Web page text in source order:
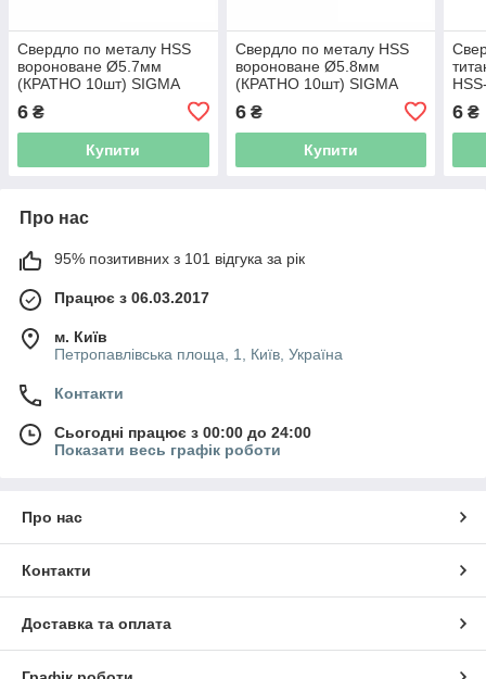
Свердло по металу HSS
вороноване Ø5.7мм
(КРАТНО 10шт) SIGMA
6 ₴
Купити
Свердло по металу HSS
вороноване Ø5.8мм
(КРАТНО 10шт) SIGMA
6₴
Купити
6 ₴
Про нас
95% позитивних з 101 відгука за рік
Працює з 06.03.2017
м. Київ
Петропавлівська площа, 1, Київ, Україна
Контакти
Сьогодні працює з 00:00 до 24:00
Показати весь графік роботи
Про нас
Контакти
Доставка та оплата